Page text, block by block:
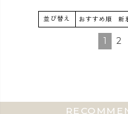
並び替え おすすめ順 新
1 2